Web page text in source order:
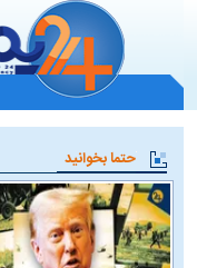
حتما بخوانید